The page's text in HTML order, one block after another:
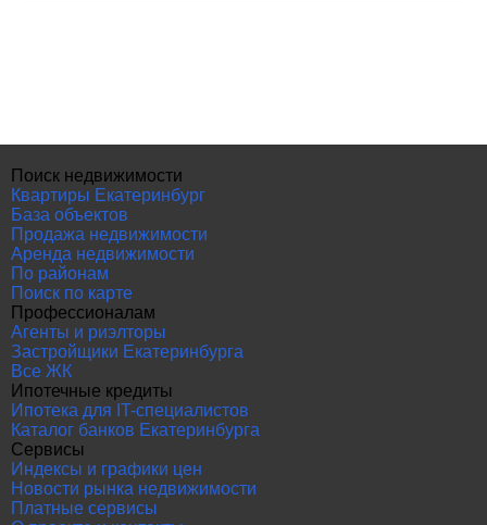
Поиск недвижимости
Квартиры Екатеринбург
База объектов
Продажа недвижимости
Аренда недвижимости
По районам
Поиск по карте
Профессионалам
Агенты и риэлторы
Застройщики Екатеринбурга
Все ЖК
Ипотечные кредиты
Ипотека для IT-специалистов
Каталог банков Екатеринбурга
Сервисы
Индексы и графики цен
Новости рынка недвижимости
Платные сервисы